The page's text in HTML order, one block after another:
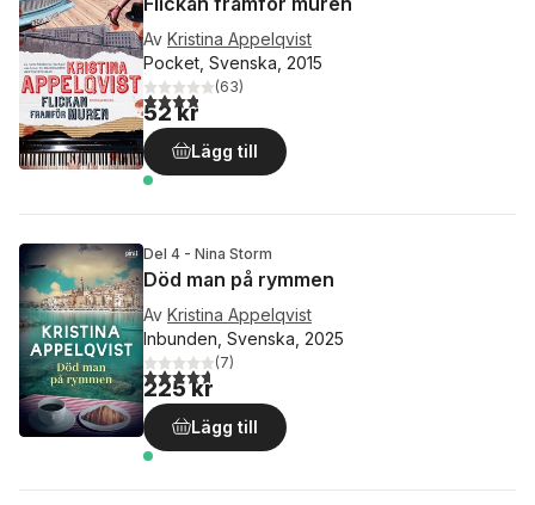
Av Kristina Appelqvist
Pocket, Svenska, 2015
3,8utav 5 stjärnor. Totalt antal röster:
(63)
52 kr
Lägg till
Del 4 - Nina Storm
Död man på rymmen
Av Kristina Appelqvist
Inbunden, Svenska, 2025
4,7utav 5 stjärnor. Totalt antal röster:
(7)
225 kr
Lägg till